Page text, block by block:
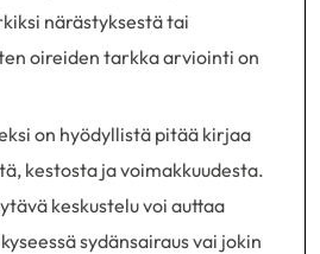
närästyksestä tai
oireiden tarkka arviointi on
on hyödyllistä pitää kirjaa
kestosta ja voimakkuudesta.
keskustelu voi auttaa
sydänsairaus vai jokin